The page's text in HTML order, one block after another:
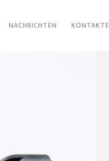
NACHRICHTEN KONTAKTE